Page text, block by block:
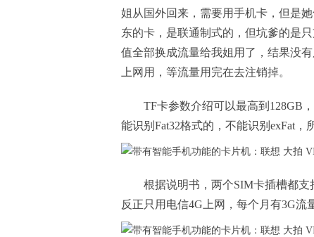
姐从国外回来，需要用手机卡，但是
东的卡，是联通制式的，但坑爹的是
值全部换成流量给我姐用了，结果没
上网用，等流量用完在去注销掉。
TF卡参数介绍可以最高到128GB
能识别Fat32格式的，不能识别exFat，
根据说明书，两个SIM卡插槽都支
反正只用电信4G上网，每个月有3G流